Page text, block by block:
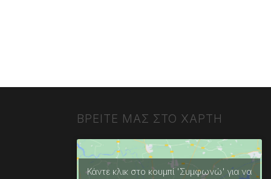
ΒΡΕΙΤΕ ΜΑΣ ΣΤΟ ΧΑΡΤΗ
Κάντε κλικ στο κουμπί 'Συμφωνώ' για να